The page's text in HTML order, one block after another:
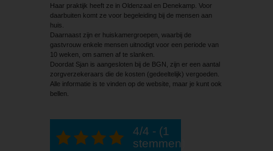
Haar praktijk heeft ze in Oldenzaal en Denekamp. Voor
daarbuiten komt ze voor begeleiding bij de mensen aan
huis.
Daarnaast zijn er huiskamergroepen, waarbij de
gastvrouw enkele mensen uitnodigt voor een periode van
10 weken, om samen af te slanken.
Doordat Sjan is aangesloten bij de BGN, zijn er een aantal
zorgverzekeraars die de kosten (gedeeltelijk) vergoeden.
Alle informatie is te vinden op de website, maar je kunt ook
bellen.
4/4 - (1
stemmen)